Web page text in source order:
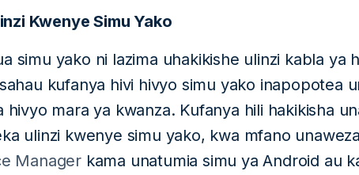
Kwenye Simu Yako
simu yako ni lazima uhakikishe ulinzi kabla ya
kufanya hivi hivyo simu yako inapopotea
hivyo mara ya kwanza. Kufanya hili hakikisha
ulinzi kwenye simu yako, kwa mfano
Manager kama unatumia simu ya Android au